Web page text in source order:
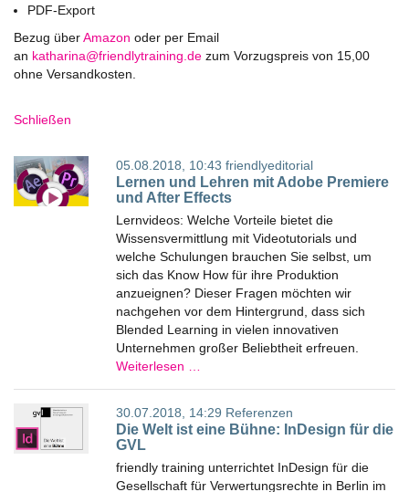
PDF-Export
Bezug überAmazon oder per Email
an ed.gniniartyldneirf@anirahtak zum Vorzugspreis von 15,00
ohne Versandkosten.
Schließen
05.08.2018, 10:43 friendlyeditorial
Lernen und Lehren mit Adobe Premiere
und After Effects
Lernvideos: Welche Vorteile bietet die
Wissensvermittlung mit Videotutorials und
welche Schulungen brauchen Sie selbst, um
sich das Know How für ihre Produktion
anzueignen? Dieser Fragen möchten wir
nachgehen vor dem Hintergrund, dass sich
Blended Learning in vielen innovativen
Unternehmen großer Beliebtheit erfreuen.
Weiterlesen …
30.07.2018, 14:29 Referenzen
Die Welt ist eine Bühne: InDesign für die
GVL
friendly training unterrichtet InDesign für die
Gesellschaft für Verwertungsrechte in Berlin im